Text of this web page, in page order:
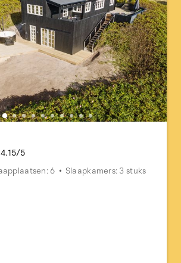
4.15/5
6 Slaapkamers: 3 stuks